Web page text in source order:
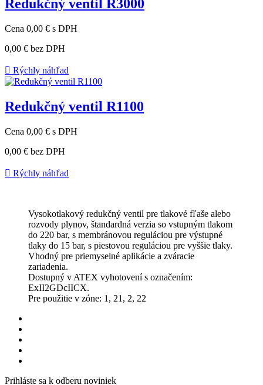
Redukčný ventil R3000
Cena 0,00 € s DPH
0,00 € bez DPH
 Rýchly náhľad
Redukčný ventil R1100
Cena 0,00 € s DPH
0,00 € bez DPH
 Rýchly náhľad
Vysokotlakový redukčný ventil pre tlakové fľaše alebo
rozvody plynov, štandardná verzia so vstupným tlakom
do 220 bar, s membránovou reguláciou pre výstupné
tlaky do 15 bar, s piestovou reguláciou pre vyššie tlaky.
Vhodný pre priemyselné aplikácie a zváracie
zariadenia.
Dostupný v ATEX vyhotovení s označením:
ExII2GDcIICX.
Pre použitie v zóne: 1, 21, 2, 22
Prihláste sa k odberu noviniek